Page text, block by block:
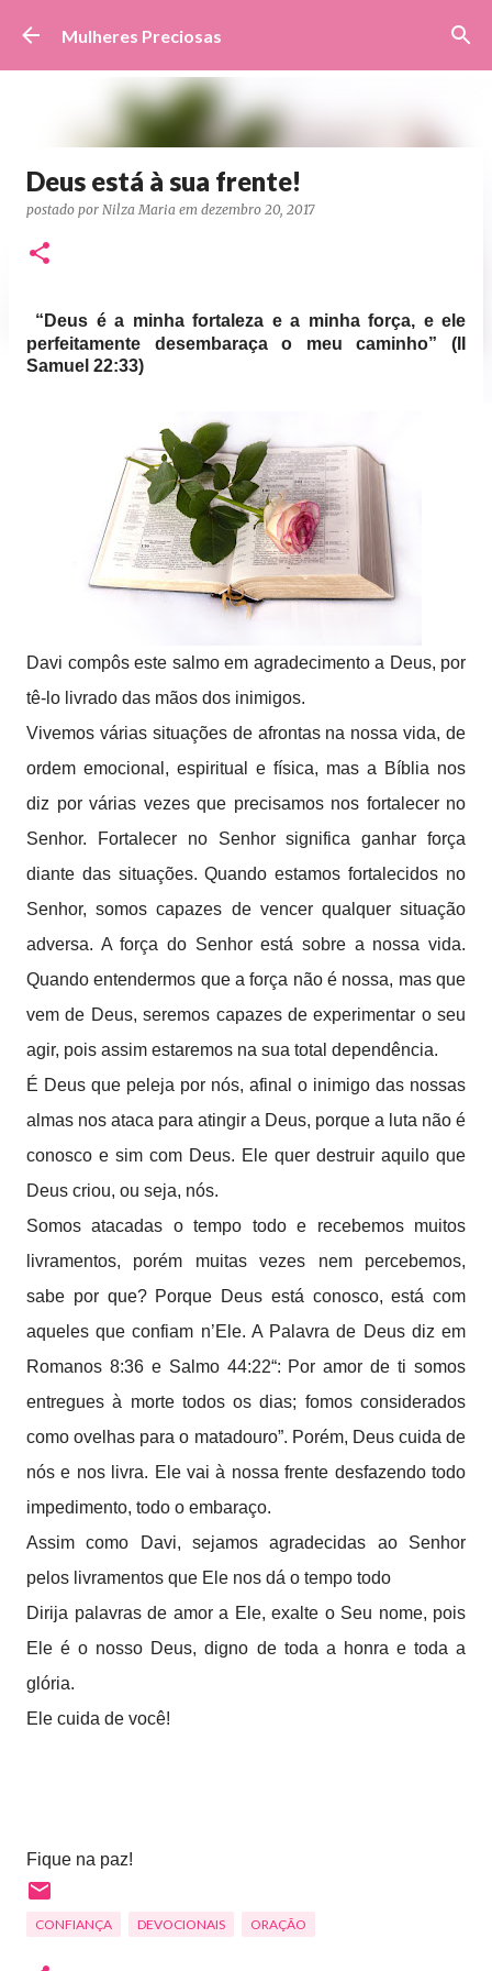
Pular para o conteúdo principal
Mulheres Preciosas
Deus está à sua frente!
postado por Nilza Maria em dezembro 20, 2017
“Deus é a minha fortaleza e a minha força, e ele
perfeitamente desembaraça o meu caminho” (II
Samuel 22:33)
Davi compôs este salmo em agradecimento a Deus, por
tê-lo livrado das mãos dos inimigos.
Vivemos várias situações de afrontas na nossa vida, de
ordem emocional, espiritual e física, mas a Bíblia nos
diz por várias vezes que precisamos nos fortalecer no
Senhor. Fortalecer no Senhor significa ganhar força
diante das situações. Quando estamos fortalecidos no
Senhor, somos capazes de vencer qualquer situação
adversa. A força do Senhor está sobre a nossa vida.
Quando entendermos que a força não é nossa, mas que
vem de Deus, seremos capazes de experimentar o seu
agir, pois assim estaremos na sua total dependência.
É Deus que peleja por nós, afinal o inimigo das nossas
almas nos ataca para atingir a Deus, porque a luta não é
conosco e sim com Deus. Ele quer destruir aquilo que
Deus criou, ou seja, nós.
Somos atacadas o tempo todo e recebemos muitos
livramentos, porém muitas vezes nem percebemos,
sabe por que? Porque Deus está conosco, está com
aqueles que confiam n’Ele. A Palavra de Deus diz em
Romanos 8:36 e Salmo 44:22“: Por amor de ti somos
entregues à morte todos os dias; fomos considerados
como ovelhas para o matadouro”. Porém, Deus cuida de
nós e nos livra. Ele vai à nossa frente desfazendo todo
impedimento, todo o embaraço.
Assim como Davi, sejamos agradecidas ao Senhor
pelos livramentos que Ele nos dá o tempo todo
Dirija palavras de amor a Ele, exalte o Seu nome, pois
Ele é o nosso Deus, digno de toda a honra e toda a
glória.
Ele cuida de você!
Fique na paz!
CONFIANÇA DEVOCIONAIS ORAÇÃO